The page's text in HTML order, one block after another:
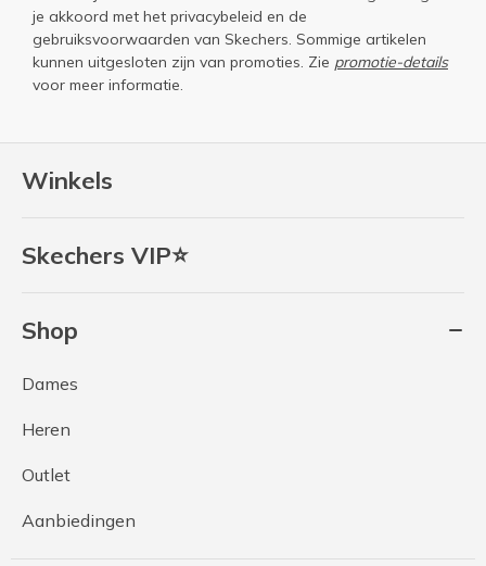
Winkels
Skechers VIP⭐
Shop
Dames
Heren
Outlet
Aanbiedingen
je akkoord met het privacybeleid en de
gebruiksvoorwaarden van Skechers. Sommige artikelen
kunnen uitgesloten zijn van promoties. Zie promotie-details
voor meer informatie.